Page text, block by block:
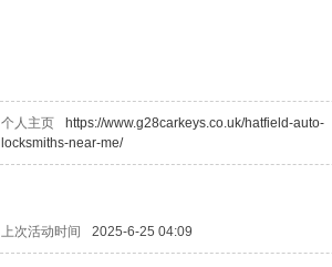
个人主页
https://www.g28carkeys.co.uk/hatfield-auto-
locksmiths-near-me/
上次活动时间 2025-6-25 04:09